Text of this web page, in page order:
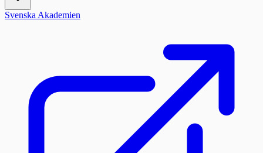
Svenska Akademien